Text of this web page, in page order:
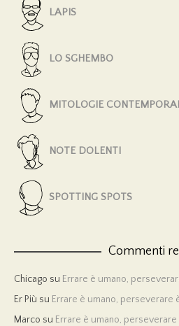
LAPIS
LO SGHEMBO
MITOLOGIE
NOTE DOLENTI
SPOTTING SPOTS
Commenti
Chicago su Errare è umano,
Er Più su Errare è umano, perseverare
Marco su Errare è umano, perseverare